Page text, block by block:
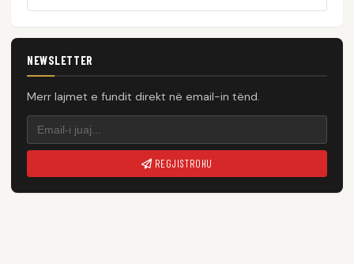
NEWSLETTER
Merr lajmet e fundit direkt në email-in tënd.
REGJISTROHU